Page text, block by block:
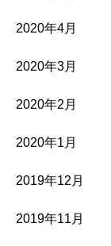
2020年4月
2020年3月
2020年2月
2020年1月
2019年12月
2019年11月